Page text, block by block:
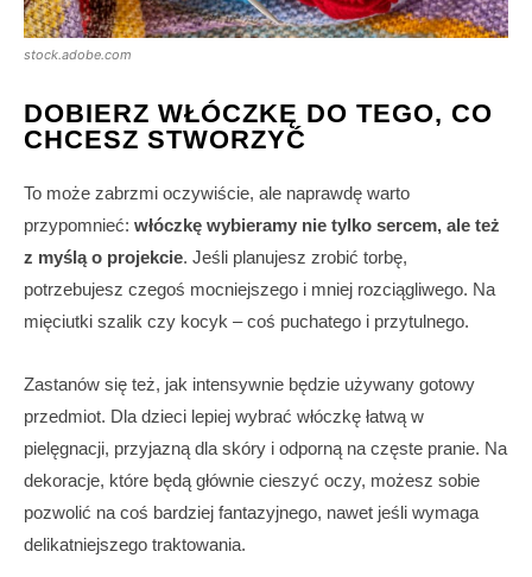
stock.adobe.com
DOBIERZ WŁÓCZKĘ DO TEGO, CO
CHCESZ STWORZYĆ
To może zabrzmi oczywiście, ale naprawdę warto
przypomnieć: włóczkę wybieramy nie tylko sercem, ale też
z myślą o projekcie. Jeśli planujesz zrobić torbę,
potrzebujesz czegoś mocniejszego i mniej rozciągliwego. Na
mięciutki szalik czy kocyk – coś puchatego i przytulnego.
Zastanów się też, jak intensywnie będzie używany gotowy
przedmiot. Dla dzieci lepiej wybrać włóczkę łatwą w
pielęgnacji, przyjazną dla skóry i odporną na częste pranie. Na
dekoracje, które będą głównie cieszyć oczy, możesz sobie
pozwolić na coś bardziej fantazyjnego, nawet jeśli wymaga
delikatniejszego traktowania.